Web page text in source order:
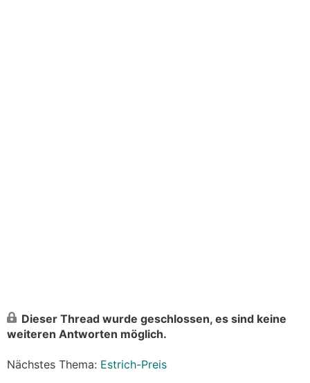
Dieser Thread wurde geschlossen, es sind keine
weiteren Antworten möglich.
Nächstes Thema: Estrich-Preis